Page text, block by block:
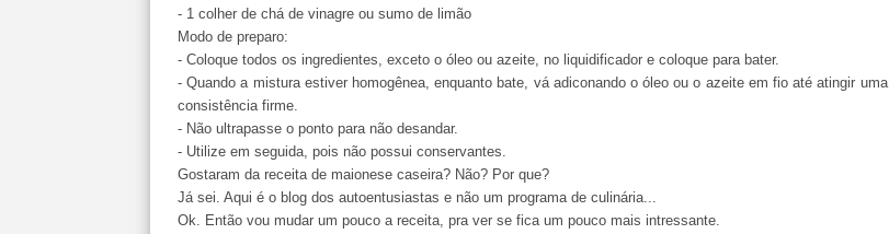
- 1 colher de chá de vinagre ou sumo de limão
Modo de preparo:
- Coloque todos os ingredientes, exceto o óleo ou azeite, no liquidificador e coloque para bater.
- Quando a mistura estiver homogênea, enquanto bate, vá adiconando o óleo ou o azeite em fio até atingir uma
consistência firme.
- Não ultrapasse o ponto para não desandar.
- Utilize em seguida, pois não possui conservantes.
Gostaram da receita de maionese caseira? Não? Por que?
Já sei. Aqui é o blog dos autoentusiastas e não um programa de culinária...
Ok. Então vou mudar um pouco a receita, pra ver se fica um pouco mais intressante.